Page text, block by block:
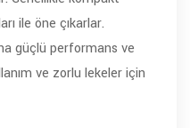
ile öne çıkarlar.
güçlü performans ve
ve zorlu lekeler için